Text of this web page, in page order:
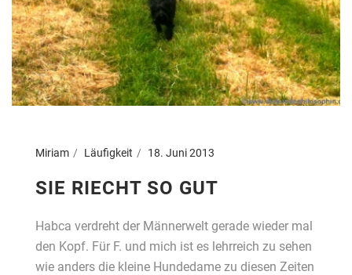
Miriam Läufigkeit 18. Juni 2013
SIE RIECHT SO GUT
Habca verdreht der Männerwelt gerade wieder mal
den Kopf. Für F. und mich ist es lehrreich zu sehen
wie anders die kleine Hundedame zu diesen Zeiten